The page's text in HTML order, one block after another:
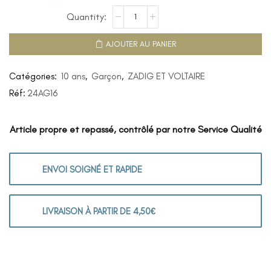
AJOUTER AU PANIER
Catégories: 10 ans, Garçon, ZADIG ET VOLTAIRE
Réf: 24AG16
Article propre et repassé, contrôlé par notre Service Qualité
ENVOI SOIGNÉ ET RAPIDE
LIVRAISON À PARTIR DE 4,50€